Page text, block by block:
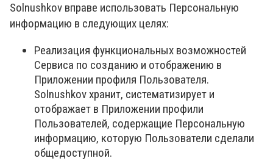
Solnushkov вправе использовать Персональную
информацию в следующих целях:
Реализация функциональных возможностей
Сервиса по созданию и отображению в
Приложении профиля Пользователя.
Solnushkov хранит, систематизирует и
отображает в Приложении профили
Пользователей, содержащие Персональную
информацию, которую Пользователи сделали
общедоступной.